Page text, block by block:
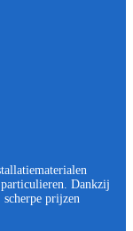
Dankzij
prijzen